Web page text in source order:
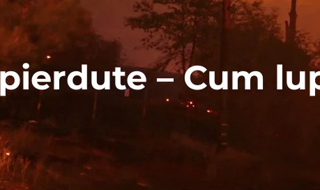
– Cum